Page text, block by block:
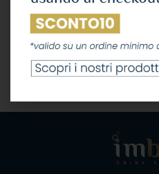
VINI,VINO ROSATO
Ruffino
12,32€ IVA Inclusa
LEGGI TUTTO